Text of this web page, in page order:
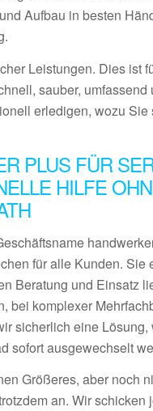
Aufbau in besten
Leistungen. Dies ist
sauber,
erledigen, wozu
PLUS FÜR
HILFE
für alle Kunden. Sie
Beratung und Einsatz
bei komplexer
sicherlich eine
sofort ausgewechselt
Größeres, aber noch
an. Wir